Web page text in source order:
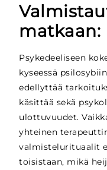
matkaan:
Psykedeeliseen
kyseessä
edellyttää
käsittää sekä
ulottuvuudet.
yhteinen
valmistelurituaalit
toisistaan, mikä